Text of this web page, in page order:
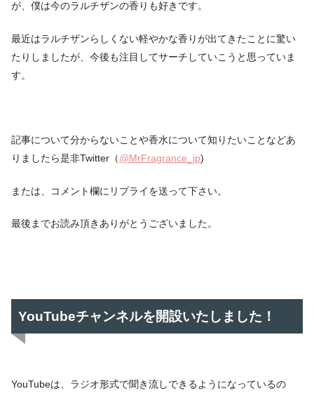
が、僕は今のラルチザンの香りも好きです。
最近はラルチザンらしくない軽やかな香りが出てきたことに驚い
たりしましたが、今後も注目してサーチしていこうと思っていま
す。
記事について分からないことや香水について知りたいことなどあ
りましたら是非Twitter（ @MrFragrance_jp)
または、コメント欄にリプライを送って下さい。
最後までお読み頂きありがとうございました。
YouTubeチャンネルを開設いたしました！
YouTubeは、ラジオ形式で聞き流しできるようになっているの